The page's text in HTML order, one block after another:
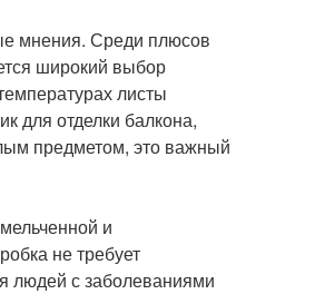
мнения. Среди плюсов
широкий выбор
листы
для отделки балкона,
предметом, это важный
и
не требует
людей с заболеваниями